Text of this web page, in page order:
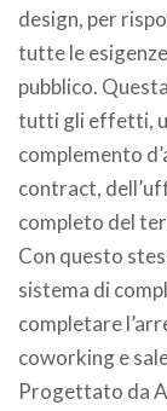
design, per
tutte le
pubblico.
tutti gli effetti,
complemento
contract,
completo del
Con questo
sistema di
completare
coworking e
Progettato da